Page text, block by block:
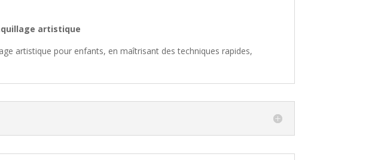
artistique
artistique pour enfants, en maîtrisant des techniques rapides,